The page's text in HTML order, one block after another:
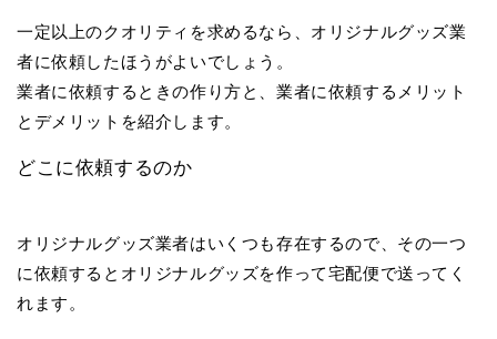
一定以上のクオリティを求めるなら、オリジナルグッズ業
者に依頼したほうがよいでしょう。
業者に依頼するときの作り方と、業者に依頼するメリット
とデメリットを紹介します。
どこに依頼するのか
オリジナルグッズ業者はいくつも存在するので、その一つ
に依頼するとオリジナルグッズを作って宅配便で送ってく
れます。